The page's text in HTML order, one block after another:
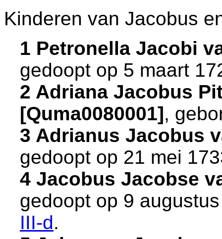
Kinderen van Jacobus
1 Petronella Jacobi
gedoopt op 5 maart
2 Adriana Jacobus
[Quma0080001],
3 Adrianus Jacobus
gedoopt op 21 mei
4 Jacobus Jacobse
gedoopt op 9
III-d.